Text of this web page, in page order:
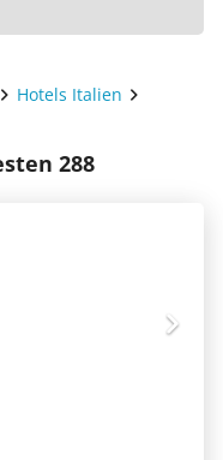
Hotels Italien
288